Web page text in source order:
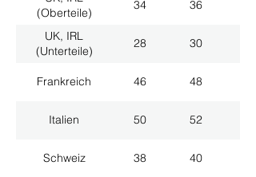
(Oberteile)
34 36
UK, IRL
(Unterteile)
28 30
Frankreich 46 48
Italien 50 52
Schweiz 38 40